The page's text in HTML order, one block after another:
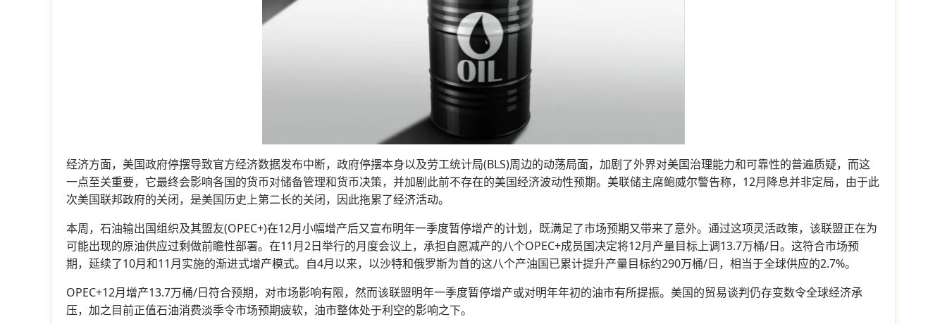
经济方面，美国政府停摆导致官方经济数据发布中断，政府停摆本身以及劳工统计局(BLS)周边的动荡局面，加剧了外界对美国治理能力和可靠性的普遍质疑，而这
一点至关重要，它最终会影响各国的货币对储备管理和货币决策，并加剧此前不存在的美国经济波动性预期。美联储主席鲍威尔警告称，12月降息并非定局，由于此
次美国联邦政府的关闭，是美国历史上第二长的关闭，因此拖累了经济活动。
本周，石油输出国组织及其盟友(OPEC+)在12月小幅增产后又宣布明年一季度暂停增产的计划，既满足了市场预期又带来了意外。通过这项灵活政策，该联盟正在为
可能出现的原油供应过剩做前瞻性部署。在11月2日举行的月度会议上，承担自愿减产的八个OPEC+成员国决定将12月产量目标上调13.7万桶/日。这符合市场预
期，延续了10月和11月实施的渐进式增产模式。自4月以来，以沙特和俄罗斯为首的这八个产油国已累计提升产量目标约290万桶/日，相当于全球供应的2.7%。
OPEC+12月增产13.7万桶/日符合预期，对市场影响有限，然而该联盟明年一季度暂停增产或对明年年初的油市有所提振。美国的贸易谈判仍存变数令全球经济承
压，加之目前正值石油消费淡季令市场预期疲软，油市整体处于利空的影响之下。